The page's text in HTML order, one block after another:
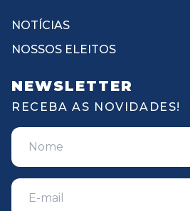
NOTÍCIAS
NOSSOS ELEITOS
NEWSLETTER
RECEBA AS NOVIDADES!